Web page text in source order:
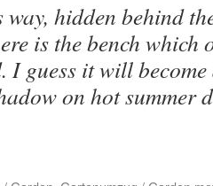
way, hidden behind
is the bench which
I guess it will
on hot summer